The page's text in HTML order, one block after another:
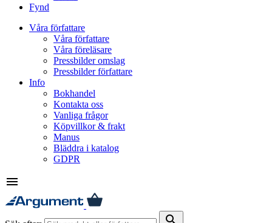
Fynd
Våra författare
Våra författare
Våra föreläsare
Pressbilder omslag
Pressbilder författare
Info
Bokhandel
Kontakta oss
Vanliga frågor
Köpvillkor & frakt
Manus
Bläddra i katalog
GDPR
menu
search